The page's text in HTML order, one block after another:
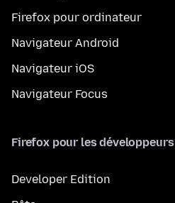
Firefox pour ordinateur
Navigateur Android
Navigateur iOS
Navigateur Focus
Firefox pour les développeurs
Developer Edition